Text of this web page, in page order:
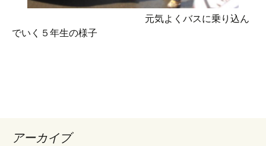
元気よくバスに乗り込ん
でいく５年生の様子
アーカイブ